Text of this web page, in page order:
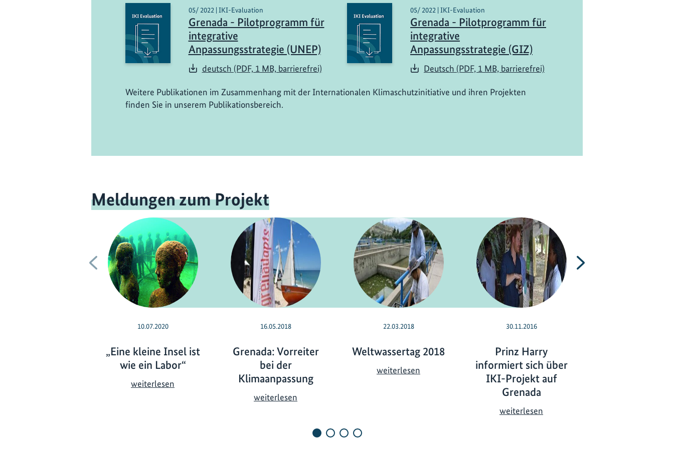
05/ 2022 | IKI-Evaluation
Grenada - Pilotprogramm für
integrative
Anpassungsstrategie (UNEP)
deutsch (PDF, 1 MB, barrierefrei)
05/ 2022 | IKI-Evaluation
Grenada - Pilotprogramm für
integrative
Anpassungsstrategie (GIZ)
Deutsch (PDF, 1 MB, barrierefrei)
Weitere Publikationen im Zusammenhang mit der Internationalen Klimaschutzinitiative und ihren Projekten
finden Sie in unserem Publikationsbereich.
Meldungen zum Projekt
Vorherige
10.07.2020
„Eine kleine Insel ist
wie ein Labor“
weiterlesen
16.05.2018
Grenada: Vorreiter
bei der
Klimaanpassung
weiterlesen
22.03.2018
Weltwassertag 2018
weiterlesen
30.11.2016
Prinz Harry
informiert sich über
IKI-Projekt auf
Grenada
weiterlesen
Nächste